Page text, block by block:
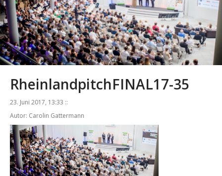
RheinlandpitchFINAL17-35
23. Juni 2017, 13:33 ::
Autor: Carolin Gattermann